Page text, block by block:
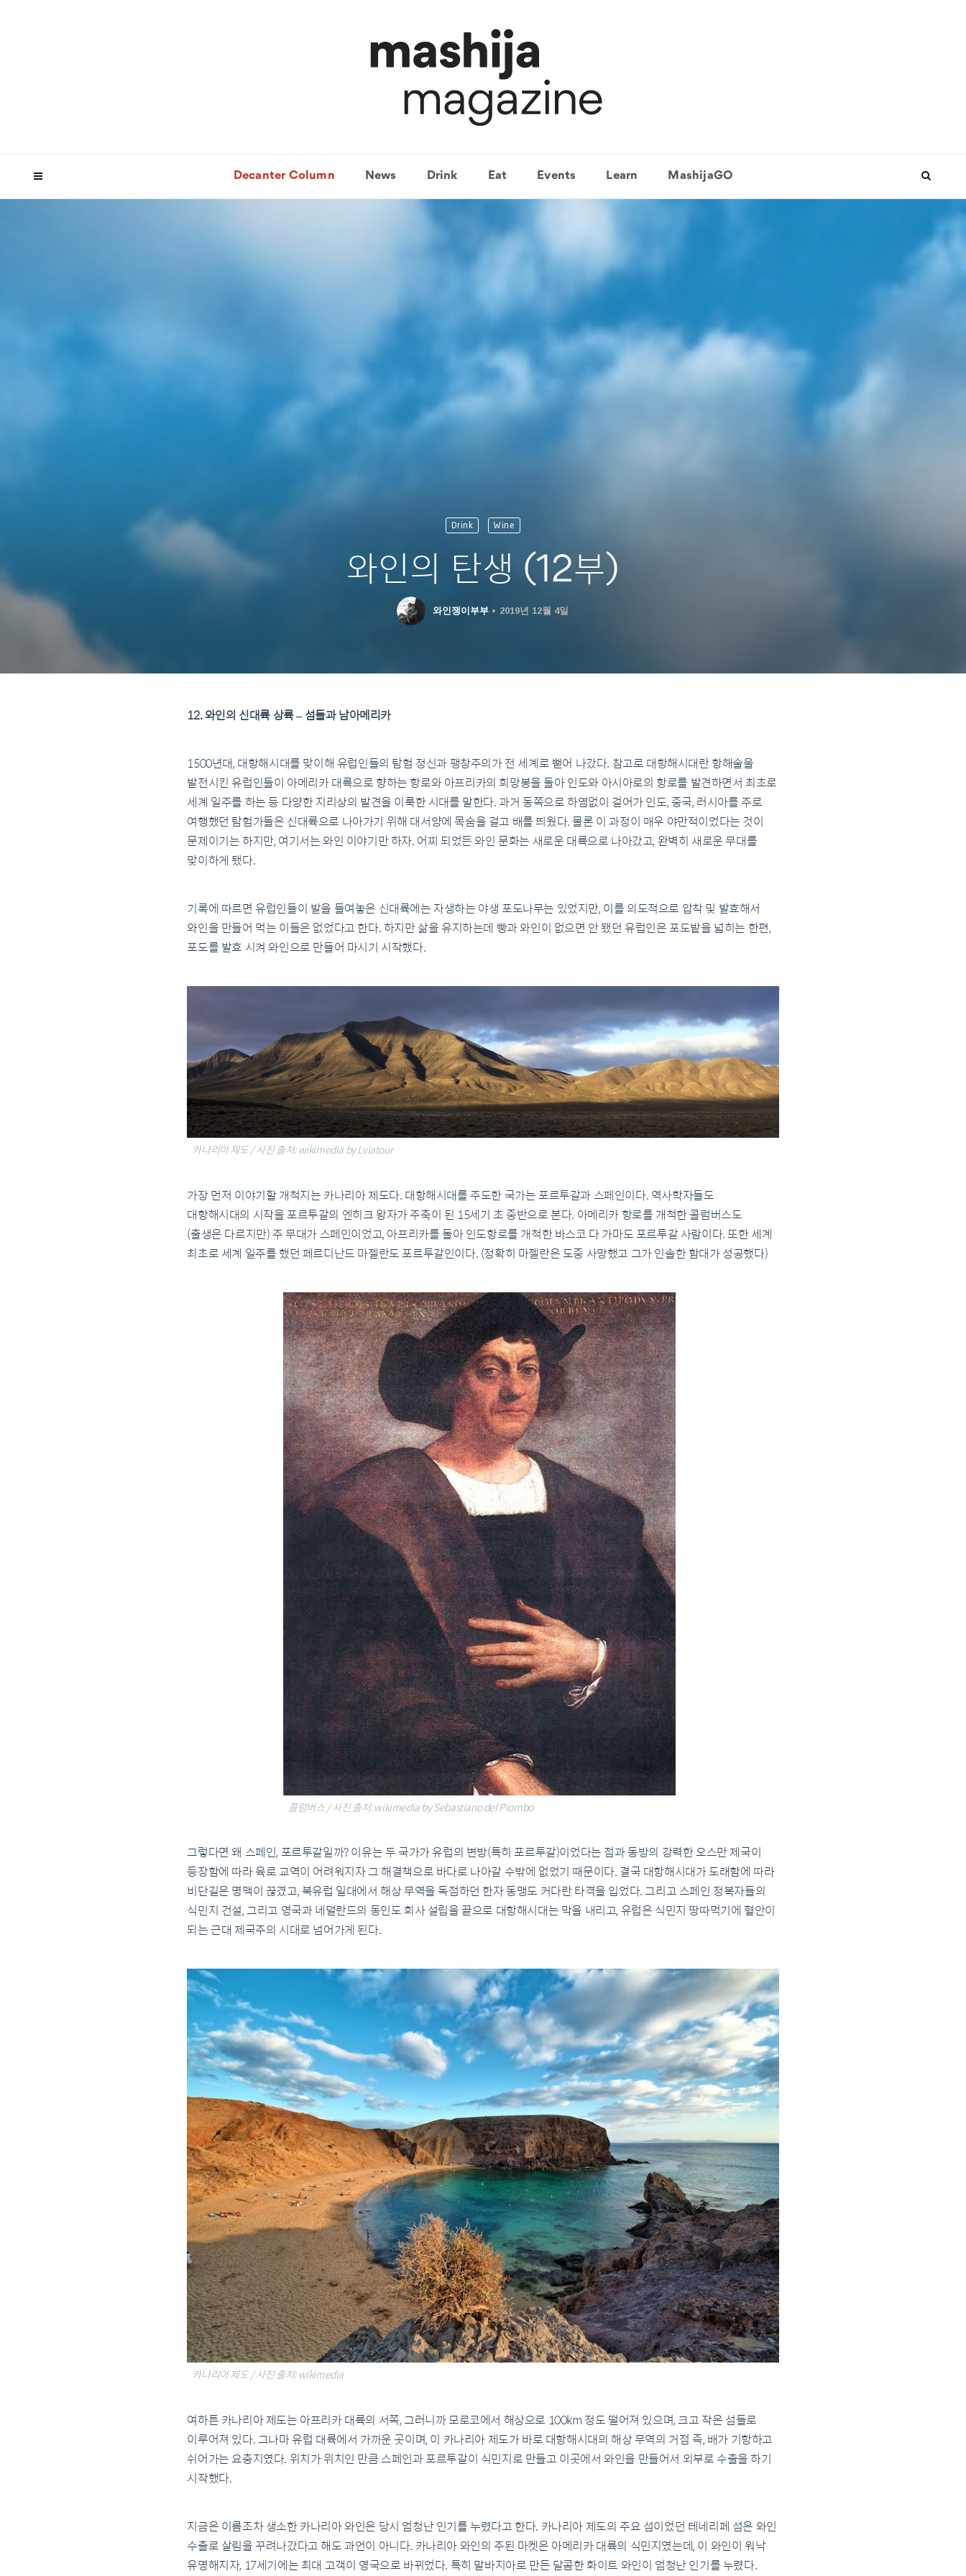
Decanter Column News Drink Eat Events Learn MashijaGO
Drink Wine
와인의 탄생 (12부)
와인쟁이부부 2019년 12월 4일
12. 와인의 신대륙 상륙 – 섬들과 남아메리카
1500년대, 대항해시대를 맞이해 유럽인들의 탐험 정신과 팽창주의가 전 세계로 뻗어 나갔다. 참고로 대항해시대란 항해술을
발전시킨 유럽인들이 아메리카 대륙으로 향하는 항로와 아프리카의 희망봉을 돌아 인도와 아시아로의 항로를 발견하면서 최초로
세계 일주를 하는 등 다양한 지리상의 발견을 이룩한 시대를 말한다. 과거 동쪽으로 하염없이 걸어가 인도, 중국, 러시아를 주로
여행했던 탐험가들은 신대륙으로 나아가기 위해 대서양에 목숨을 걸고 배를 띄웠다. 물론 이 과정이 매우 야만적이었다는 것이
문제이기는 하지만, 여기서는 와인 이야기만 하자. 어찌 되었든 와인 문화는 새로운 대륙으로 나아갔고, 완벽히 새로운 무대를
맞이하게 됐다.
기록에 따르면 유럽인들이 발을 들여놓은 신대륙에는 자생하는 야생 포도나무는 있었지만, 이를 의도적으로 압착 및 발효해서
와인을 만들어 먹는 이들은 없었다고 한다. 하지만 삶을 유지하는데 빵과 와인이 없으면 안 됐던 유럽인은 포도밭을 넓히는 한편,
포도를 발효 시켜 와인으로 만들어 마시기 시작했다.
카나리아 제도 / 사진 출처: wikimedia by Lviatour
가장 먼저 이야기할 개척지는 카나리아 제도다. 대항해시대를 주도한 국가는 포르투갈과 스페인이다. 역사학자들도
대항해시대의 시작을 포르투갈의 엔히크 왕자가 주축이 된 15세기 초 중반으로 본다. 아메리카 항로를 개척한 콜럼버스도
(출생은 다르지만) 주 무대가 스페인이었고, 아프리카를 돌아 인도항로를 개척한 바스코 다 가마도 포르투갈 사람이다. 또한 세계
최초로 세계 일주를 했던 페르디난드 마젤란도 포르투갈인이다. (정확히 마젤란은 도중 사망했고 그가 인솔한 함대가 성공했다)
콜럼버스 / 사진 출처: wikimedia by Sebastiano del Piombo
그렇다면 왜 스페인, 포르투갈일까? 이유는 두 국가가 유럽의 변방(특히 포르투갈)이었다는 점과 동방의 강력한 오스만 제국이
등장함에 따라 육로 교역이 어려워지자 그 해결책으로 바다로 나아갈 수밖에 없었기 때문이다. 결국 대항해시대가 도래함에 따라
비단길은 명맥이 끊겼고, 북유럽 일대에서 해상 무역을 독점하던 한자 동맹도 커다란 타격을 입었다. 그리고 스페인 정복자들의
식민지 건설, 그리고 영국과 네덜란드의 동인도 회사 설립을 끝으로 대항해시대는 막을 내리고, 유럽은 식민지 땅따먹기에 혈안이
되는 근대 제국주의 시대로 넘어가게 된다.
카나리아 제도 / 사진 출처: wikimedia
여하튼 카나리아 제도는 아프리카 대륙의 서쪽, 그러니까 모로코에서 해상으로 100km 정도 떨어져 있으며, 크고 작은 섬들로
이루어져 있다. 그나마 유럽 대륙에서 가까운 곳이며, 이 카나리아 제도가 바로 대항해시대의 해상 무역의 거점 즉, 배가 기항하고
쉬어가는 요충지였다. 위치가 위치인 만큼 스페인과 포르투갈이 식민지로 만들고 이곳에서 와인을 만들어서 외부로 수출을 하기
시작했다.
지금은 이름조차 생소한 카나리아 와인은 당시 엄청난 인기를 누렸다고 한다. 카나리아 제도의 주요 섬이었던 테네리페 섬은 와인
수출로 살림을 꾸려나갔다고 해도 과언이 아니다. 카나리아 와인의 주된 마켓은 아메리카 대륙의 식민지였는데, 이 와인이 워낙
유명해지자, 17세기에는 최대 고객이 영국으로 바뀌었다. 특히 말바지아로 만든 달콤한 화이트 와인이 엄청난 인기를 누렸다.